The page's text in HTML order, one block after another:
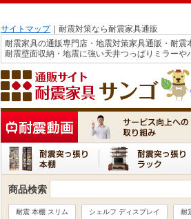
サイトマップ｜耐震対策なら耐震家具通販
耐震家具の通販専門店・地震対策家具通販・耐
耐震壁面収納・地震に強い天井つっぱりミラー
商品検索
耐震 本棚 スリム シェルフ ディスプレイ 耐